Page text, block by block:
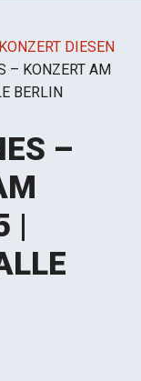
KONZERT DIESEN
– KONZERT AM
BERLIN
–
|